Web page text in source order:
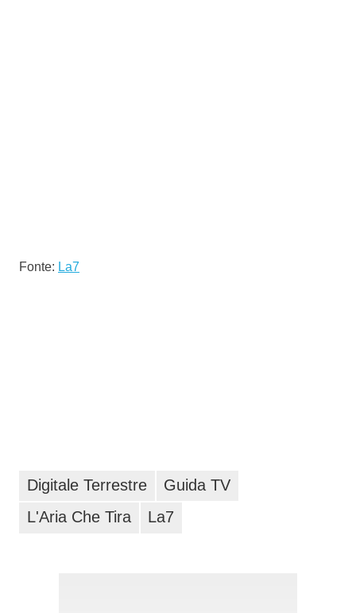
Fonte: La7
Digitale Terrestre
Guida TV
L'Aria Che Tira
La7